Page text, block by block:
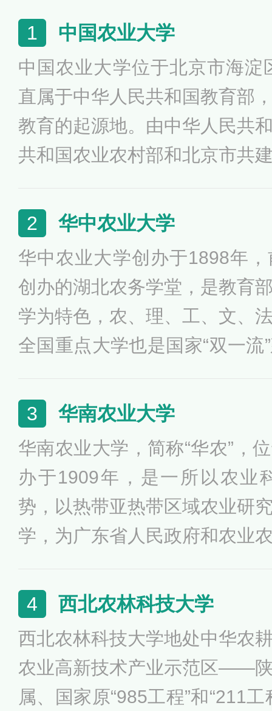
1 中国农业大学
中国农业大学位于北京市海淀
直属于中华人民共和国教育部
教育的起源地。由中华人民共
共和国农业农村部和北京市共
大学。学校于1995年进入首批
于2004年被确定为“985工程”
型大学，2017年入选一流大
021年学校及生物学、农业工
作物学、农业资源与环境、植
学、草学等九个学科入选第二
2 华中农业大学
华中农业大学创办于1898年
创办的湖北农务学堂，是教育
学为特色，农、理、工、文、
全国重点大学也是国家“双一流
学校入选高等学校学科创新引
育培养计划、卓越农林人才教
究与实践项目、新农科研究与
化创新创业教育改革示范高校
3 华南农业大学
华南农业大学，简称“华农”，
办于1909年，是一所以农业
势，以热带亚热带区域农业研
学，为广东省人民政府和农业
高校，入选国家“111计划”、
培养计划”改革试点高校、国家
设高校、教育部首批”三全育
深化创新创业教育改革示范高
4 西北农林科技大学
西北农林科技大学地处中华农
农业高新技术产业示范区——
属、国家原“985工程”和“211